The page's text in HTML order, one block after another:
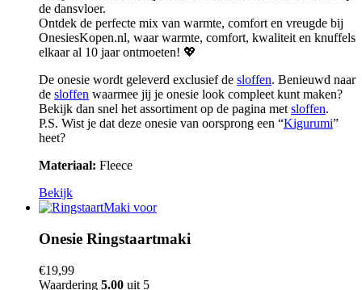
de dansvloer.
Ontdek de perfecte mix van warmte, comfort en vreugde bij
OnesiesKopen.nl, waar warmte, comfort, kwaliteit en knuffels
elkaar al 10 jaar ontmoeten! 💖
De onesie wordt geleverd exclusief de sloffen. Benieuwd naar
de sloffen waarmee jij je onesie look compleet kunt maken?
Bekijk dan snel het assortiment op de pagina met sloffen.
P.S. Wist je dat deze onesie van oorsprong een “Kigurumi”
heet?
Materiaal: Fleece
Bekijk
Onesie Ringstaartmaki
€19,99
Waardering 5.00 uit 5